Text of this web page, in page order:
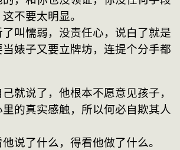
不要太明显。
叫懦弱，没责任心，说白了就是
当婊子又要立牌坊，连提个分手都
就说了，他根本不愿意见孩子，
的真实感触，所以何必自欺其人
说了什么，得看他做了什么。